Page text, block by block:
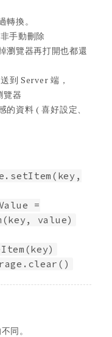
轉換。
手動刪除
瀏覽器再打開也都還
到 Server 端，
覽器
的資料 ( 喜好設定、
=
value)
同。